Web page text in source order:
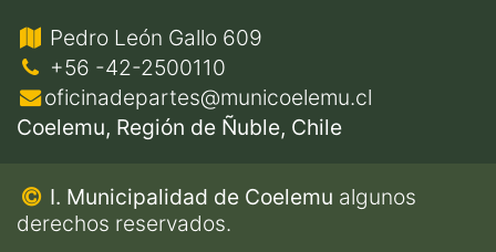
Pedro León Gallo 609
+56 -42-2500110
oficinadepartes@municoelemu.cl
Coelemu, Región de Ñuble, Chile
I. Municipalidad de Coelemu algunos
derechos reservados.